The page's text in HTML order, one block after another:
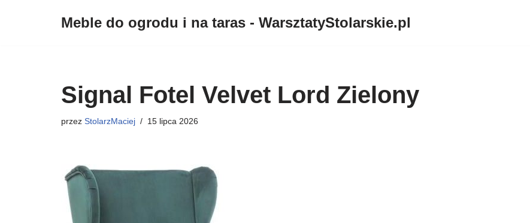
Meble do ogrodu i na taras - WarsztatyStolarskie.pl
Signal Fotel Velvet Lord Zielony
przez StolarzMaciej 15 lipca 2026